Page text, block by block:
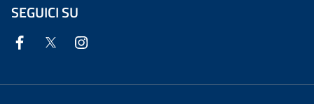
SEGUICI SU